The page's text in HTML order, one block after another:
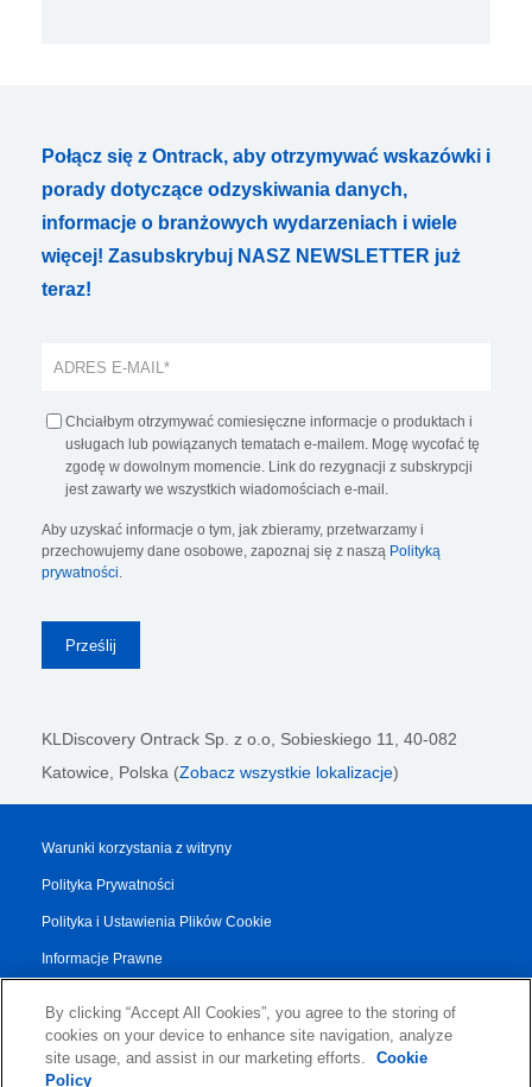
Połącz się z Ontrack, aby otrzymywać wskazówki i
porady dotyczące odzyskiwania danych,
informacje o branżowych wydarzeniach i wiele
więcej! Zasubskrybuj NASZ NEWSLETTER już
teraz!
Chciałbym otrzymywać comiesięczne informacje o produktach i
usługach lub powiązanych tematach e-mailem. Mogę wycofać tę
zgodę w dowolnym momencie. Link do rezygnacji z subskrypcji
jest zawarty we wszystkich wiadomościach e-mail.
Aby uzyskać informacje o tym, jak zbieramy, przetwarzamy i
przechowujemy dane osobowe, zapoznaj się z naszą Polityką
prywatności.
KLDiscovery Ontrack Sp. z o.o, Sobieskiego 11, 40-082
Katowice, Polska (Zobacz wszystkie lokalizacje)
Warunki korzystania z witryny
Polityka Prywatności
Polityka i Ustawienia Plików Cookie
Informacje Prawne
Regulamin Dotyczący Usług
Authorised Partner Agreement
By clicking “Accept All Cookies”, you agree to the storing of
cookies on your device to enhance site navigation, analyze
site usage, and assist in our marketing efforts.
Cookie
Policy